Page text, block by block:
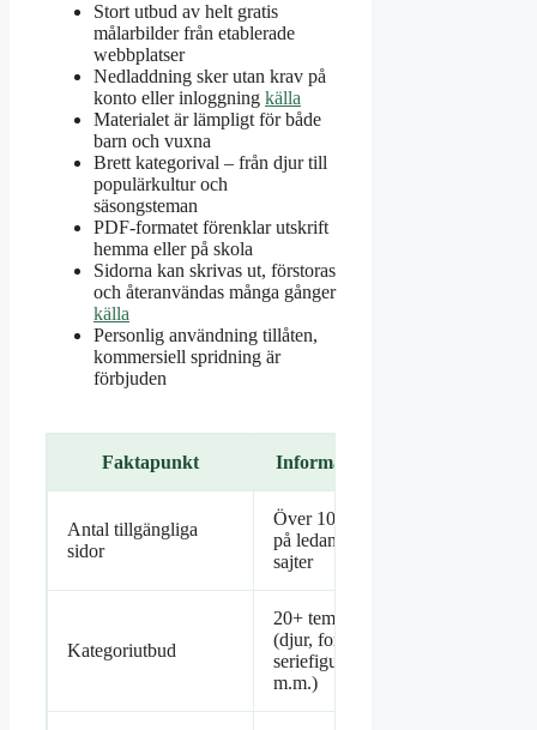
Stort utbud av helt gratis
målarbilder från etablerade
webbplatser
Nedladdning sker utan krav på
konto eller inloggning källa
Materialet är lämpligt för både
barn och vuxna
Brett kategorival – från djur till
populärkultur och
säsongsteman
PDF-formatet förenklar utskrift
hemma eller på skola
Sidorna kan skrivas ut, förstoras
och återanvändas många gånger
källa
Personlig användning tillåten,
kommersiell spridning är
förbjuden
Faktapunkt Information
Antal tillgängliga
sidor
Över 1000
på ledande
sajter
Kategoriutbud
20+ teman
(djur, fordon,
seriefigurer,
m.m.)